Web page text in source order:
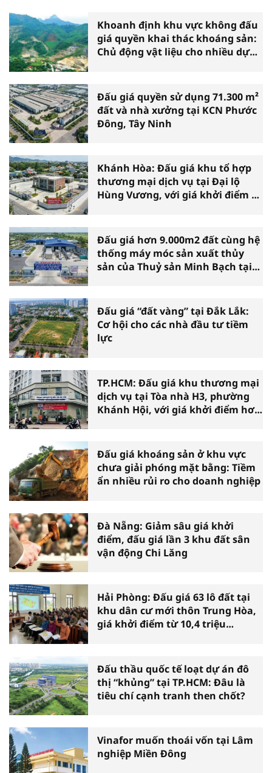
Khoanh định khu vực không đấu
giá quyền khai thác khoáng sản:
Chủ động vật liệu cho nhiều dự
Đấu giá quyền sử dụng 71.300 m²
đất và nhà xưởng tại KCN Phước
Đông, Tây Ninh
Khánh Hòa: Đấu giá khu tổ hợp
thương mại dịch vụ tại Đại lộ
Hùng Vương, với giá khởi điểm 39
Đấu giá hơn 9.000m2 đất cùng hệ
thống máy móc sản xuất thủy
sản của Thuỷ sản Minh Bạch tại
Đấu giá “đất vàng” tại Đắk Lắk:
Cơ hội cho các nhà đầu tư tiềm
lực
TP.HCM: Đấu giá khu thương mại
dịch vụ tại Tòa nhà H3, phường
Khánh Hội, với giá khởi điểm hơn
Đấu giá khoáng sản ở khu vực
chưa giải phóng mặt bằng: Tiềm
ẩn nhiều rủi ro cho doanh nghiệp
Đà Nẵng: Giảm sâu giá khởi
điểm, đấu giá lần 3 khu đất sân
vận động Chi Lăng
Hải Phòng: Đấu giá 63 lô đất tại
khu dân cư mới thôn Trung Hòa,
giá khởi điểm từ 10,4 triệu
Đấu thầu quốc tế loạt dự án đô
thị “khủng” tại TP.HCM: Đâu là
tiêu chí cạnh tranh then chốt?
Vinafor muốn thoái vốn tại Lâm
nghiệp Miền Đông